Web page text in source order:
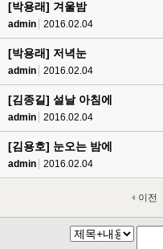
[박용래] 겨울밤
admin 2016.02.04
[박용래] 저녁눈
admin 2016.02.04
[김종길] 설날 아침에
admin 2016.02.04
[김용호] 눈오는 밤에
admin 2016.02.04
이전